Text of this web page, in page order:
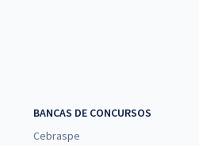
BANCAS DE CONCURSOS
Cebraspe